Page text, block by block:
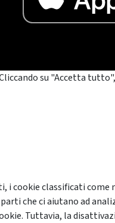
su "Accetta
i cookie classificati
che ci aiutano ad
Tuttavia, la